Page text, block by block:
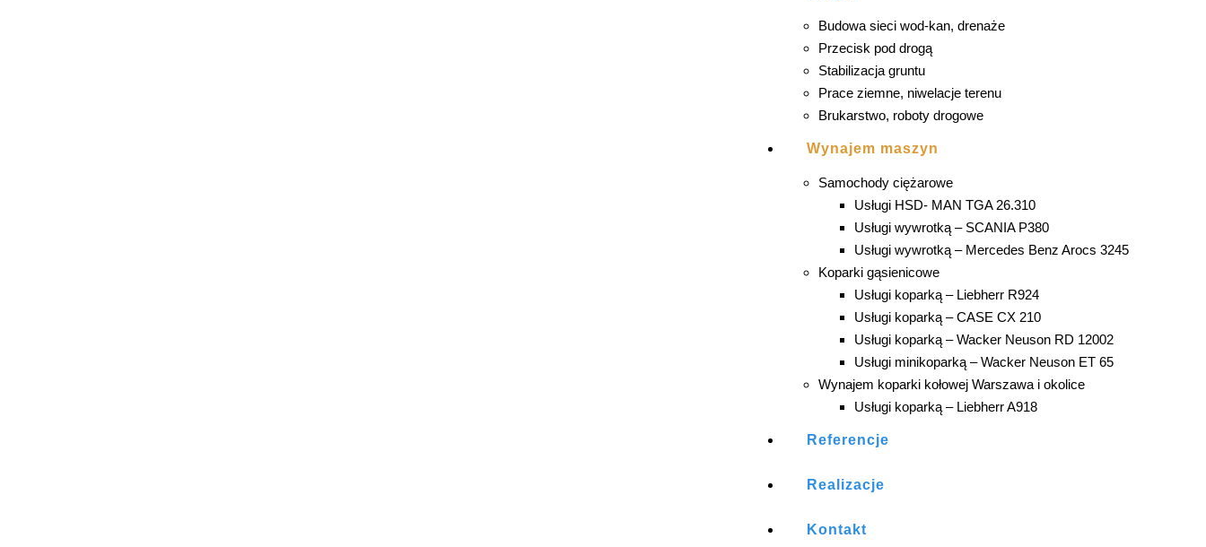
Budowa sieci wod-kan, drenaże
Przecisk pod drogą
Stabilizacja gruntu
Prace ziemne, niwelacje terenu
Brukarstwo, roboty drogowe
Wynajem maszyn
Samochody ciężarowe
Usługi HSD- MAN TGA 26.310
Usługi wywrotką – SCANIA P380
Usługi wywrotką – Mercedes Benz Arocs 3245
Koparki gąsienicowe
Usługi koparką – Liebherr R924
Usługi koparką – CASE CX 210
Usługi koparką – Wacker Neuson RD 12002
Usługi minikoparką – Wacker Neuson ET 65
Wynajem koparki kołowej Warszawa i okolice
Usługi koparką – Liebherr A918
Referencje
Realizacje
Kontakt